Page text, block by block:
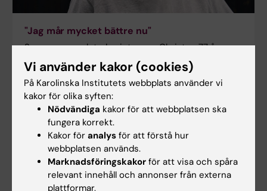
"Jag mår mycket bättre nu"
Sommaren avslutades inte som Christer, 77 år,
hade planerat. Egentligen skulle han och hans fru ha
åkt upp till släktens hus i Dalarna för att delta i en
byfest. I stället fick de åka in till akuten på
Södersjukhuset. En lång tids värk i kroppen, särskilt
i benen, hade blivit värre och nu gick det inte
längre att stödja på benen.
Vi använder kakor (cookies)
På Karolinska Institutets webbplats använder vi
kakor för olika syften:
Nödvändiga kakor för att webbplatsen ska
fungera korrekt.
Kakor för analys för att förstå hur
webbplatsen används.
Marknadsföringskakor för att visa och spåra
relevant innehåll och annonser från externa
plattformar.